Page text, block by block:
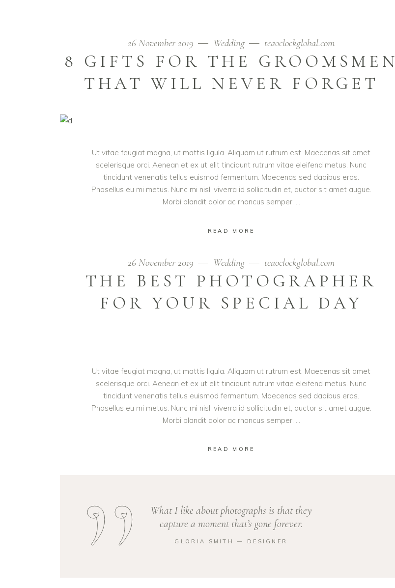
26 November 2019 Wedding teaoclockglobal.com
8 GIFTS FOR THE GROOMSMEN
THAT WILL NEVER FORGET
Ut vitae feugiat magna, ut mattis ligula. Aliquam ut rutrum est. Maecenas sit amet
scelerisque orci. Aenean et ex ut elit tincidunt rutrum vitae eleifend metus. Nunc
tincidunt venenatis tellus euismod fermentum. Maecenas sed dapibus eros.
Phasellus eu mi metus. Nunc mi nisl, viverra id sollicitudin et, auctor sit amet augue.
Morbi blandit dolor ac rhoncus semper.
READ MORE
26 November 2019 Wedding teaoclockglobal.com
THE BEST PHOTOGRAPHER
FOR YOUR SPECIAL DAY
Ut vitae feugiat magna, ut mattis ligula. Aliquam ut rutrum est. Maecenas sit amet
scelerisque orci. Aenean et ex ut elit tincidunt rutrum vitae eleifend metus. Nunc
tincidunt venenatis tellus euismod fermentum. Maecenas sed dapibus eros.
Phasellus eu mi metus. Nunc mi nisl, viverra id sollicitudin et, auctor sit amet augue.
Morbi blandit dolor ac rhoncus semper.
READ MORE
What I like about photographs is that they
capture a moment that’s gone forever.
GLORIA SMITH ― DESIGNER